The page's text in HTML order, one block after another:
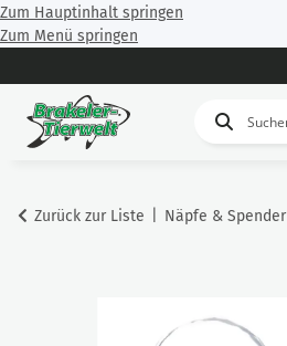
Zum Hauptinhalt springen
Zum Menü springen
Zurück zur Liste Näpfe & Spender